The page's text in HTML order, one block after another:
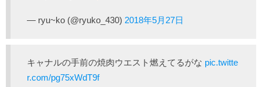
— ryu~ko (@ryuko_430) 2018年5月27日
キャナルの手前の焼肉ウエスト燃えてるがな pic.twitte
r.com/pg75xWdT9f